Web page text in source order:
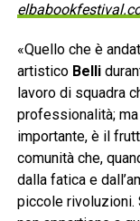
«Quello che è
artistico Belli
lavoro di squadra
professionalità;
importante, è il
comunità che,
dalla fatica e
piccole rivoluzioni.